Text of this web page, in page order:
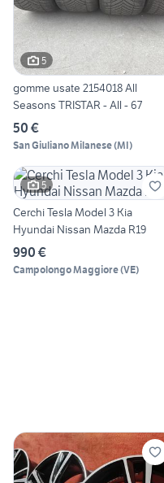
5
gomme usate 2154018 All
Seasons TRISTAR - All - 67
50 €
San Giuliano Milanese(MI)
5
Cerchi Tesla Model 3 Kia
Hyundai Nissan Mazda R19
990 €
Campolongo Maggiore(VE)